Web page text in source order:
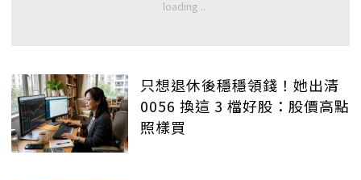
只想退休後穩穩領錢！她出清
0056 換這 3 檔好股：股價高點
照樣買